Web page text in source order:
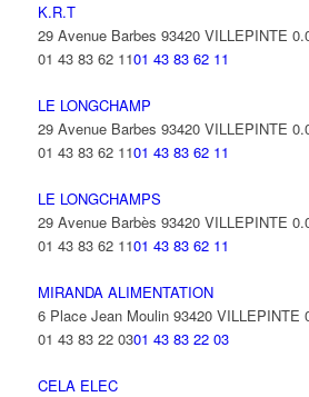
K.R.T
29 Avenue Barbes 93420 VILLEPINTE
01 43 83 62 1101 43 83 62 11
LE LONGCHAMP
29 Avenue Barbes 93420 VILLEPINTE
01 43 83 62 1101 43 83 62 11
LE LONGCHAMPS
29 Avenue Barbès 93420 VILLEPINTE
01 43 83 62 1101 43 83 62 11
MIRANDA ALIMENTATION
6 Place Jean Moulin 93420 VILLEPINTE
01 43 83 22 0301 43 83 22 03
CELA ELEC